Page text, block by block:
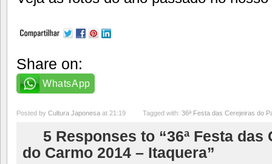
Share on:
WhatsApp
Posted by Cultura Japonesa at 21:19 Tagged with: 36ª Festa das Cerejeiras do
5 Responses to “36ª Festa
do Carmo 2014 – Itaquera”